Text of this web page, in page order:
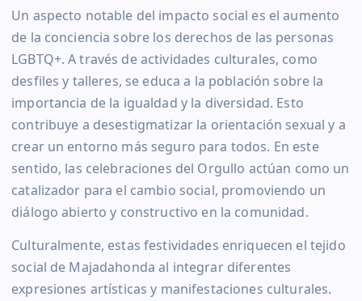
Un aspecto notable del impacto social es el aumento
de la conciencia sobre los derechos de las personas
LGBTQ+. A través de actividades culturales, como
desfiles y talleres, se educa a la población sobre la
importancia de la igualdad y la diversidad. Esto
contribuye a desestigmatizar la orientación sexual y a
crear un entorno más seguro para todos. En este
sentido, las celebraciones del Orgullo actúan como un
catalizador para el cambio social, promoviendo un
diálogo abierto y constructivo en la comunidad.
Culturalmente, estas festividades enriquecen el tejido
social de Majadahonda al integrar diferentes
expresiones artísticas y manifestaciones culturales.